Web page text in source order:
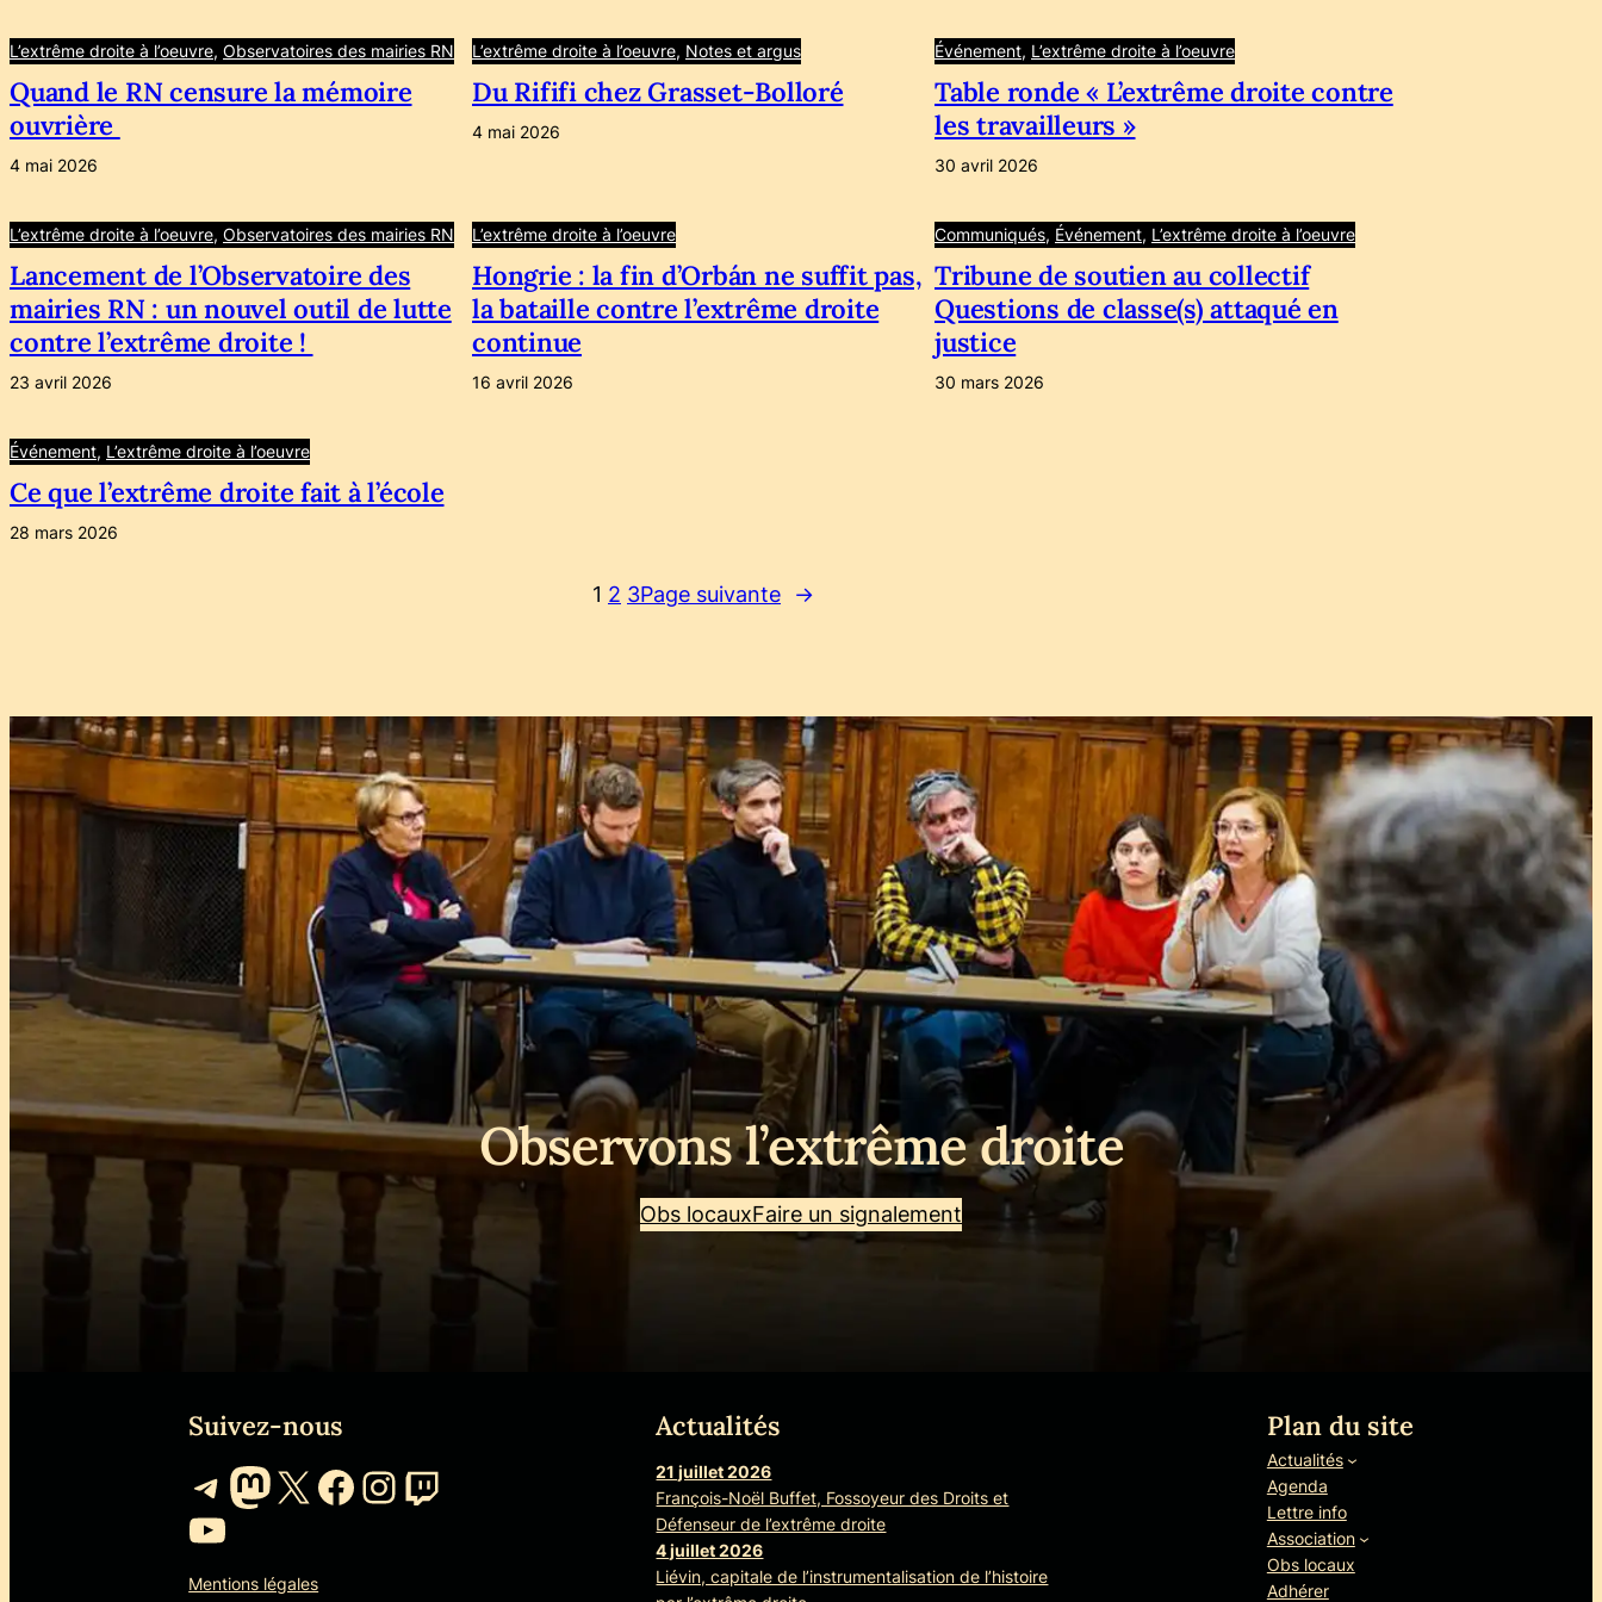
L’extrême droite à l’oeuvre, Observatoires des mairies RN
Quand le RN censure la mémoire
ouvrière
4 mai 2026
L’extrême droite à l’oeuvre, Notes et argus
Du Rififi chez Grasset-Bolloré
4 mai 2026
Événement, L’extrême droite à l’oeuvre
Table ronde « L’extrême droite contre
les travailleurs »
30 avril 2026
L’extrême droite à l’oeuvre, Observatoires des mairies RN
Lancement de l’Observatoire des
mairies RN : un nouvel outil de lutte
contre l’extrême droite !
23 avril 2026
L’extrême droite à l’oeuvre
Hongrie : la fin d’Orbán ne suffit pas,
la bataille contre l’extrême droite
continue
16 avril 2026
Communiqués, Événement, L’extrême droite à l’oeuvre
Tribune de soutien au collectif
Questions de classe(s) attaqué en
justice
30 mars 2026
Événement, L’extrême droite à l’oeuvre
Ce que l’extrême droite fait à l’école
28 mars 2026
1 2 3Page suivante →
Observons l’extrême droite
Obs locauxFaire un signalement
Suivez-nous
Telegram
Mastodon
X Facebook
Instagram
Twitch
YouTube
Mentions légales
Actualités
21 juillet 2026
François-Noël Buffet, Fossoyeur des Droits et
Défenseur de l’extrême droite
4 juillet 2026
Liévin, capitale de l’instrumentalisation de l’histoire
Plan du site
Actualités
Agenda
Lettre info
Association
Obs locaux
Adhérer